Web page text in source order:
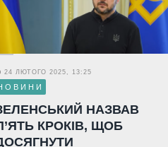
24 ЛЮТОГО 2025, 13:25
НАЗВАВ
КРОКІВ, ЩОБ